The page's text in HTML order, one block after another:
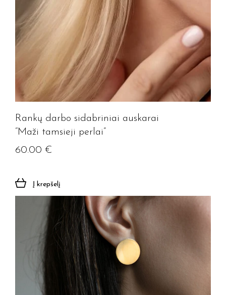
Rankų darbo sidabriniai auskarai
“Maži tamsieji perlai”
60.00 €
Į krepšelį